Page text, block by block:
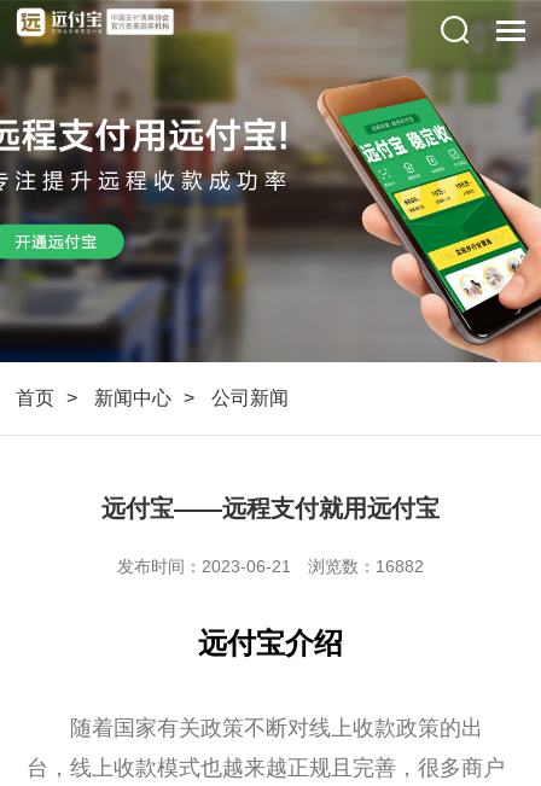
首页 新闻中心 公司新闻
远付宝——远程支付就用远付宝
发布时间：2023-06-21 浏览数：16882
远付宝介绍
随着国家有关政策不断对线上收款政策的出
台，线上收款模式也越来越正规且完善，很多商户